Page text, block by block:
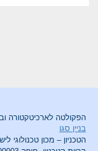
הפקולטה לארכיטקטורה
בניין סגו
הטכניון – מכון טכנולוגי